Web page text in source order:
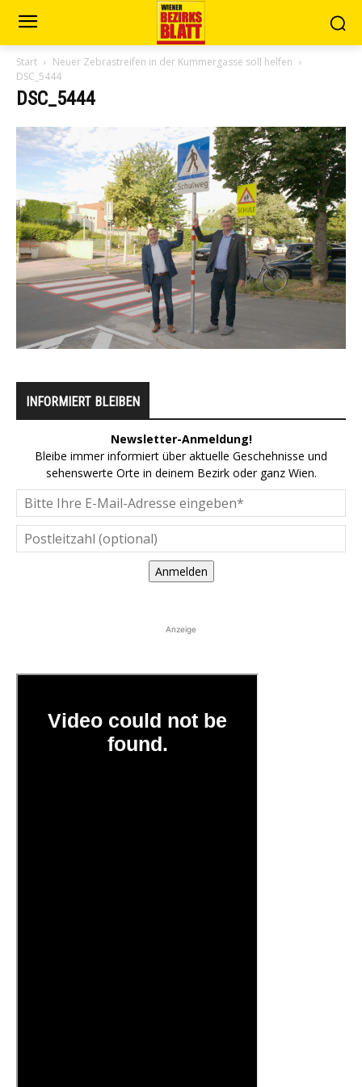
Start
Neuer Zebrastreifen in der Kummergasse soll helfen
DSC_5444
DSC_5444
INFORMIERT BLEIBEN
Newsletter-Anmeldung!
Bleibe immer informiert über aktuelle Geschehnisse und
sehenswerte Orte in deinem Bezirk oder ganz Wien.
Anmelden
Anzeige